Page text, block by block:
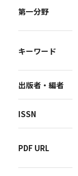
第一分野
キーワード
出版者・編者
ISSN
PDF URL